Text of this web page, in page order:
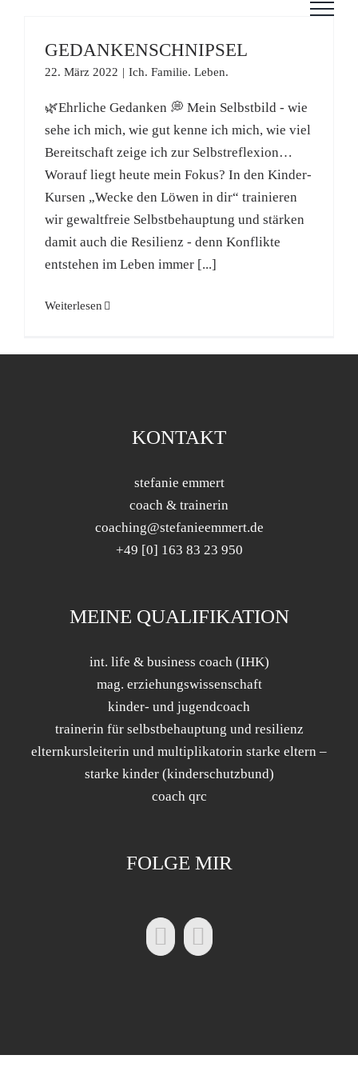
springenGEDANKENSCHNIPSEL
22. März 2022 | Ich. Familie. Leben.
🌿Ehrliche Gedanken 💭 Mein Selbstbild - wie
sehe ich mich, wie gut kenne ich mich, wie viel
Bereitschaft zeige ich zur Selbstreflexion…
Worauf liegt heute mein Fokus? In den Kinder-
Kursen „Wecke den Löwen in dir“ trainieren
wir gewaltfreie Selbstbehauptung und stärken
damit auch die Resilienz - denn Konflikte
entstehen im Leben immer [...]
Weiterlesen
KONTAKT
stefanie emmert
coach & trainerin
coaching@stefanieemmert.de
+49 [0] 163 83 23 950
MEINE QUALIFIKATION
int. life & business coach (IHK)
mag. erziehungswissenschaft
kinder- und jugendcoach
trainerin für selbstbehauptung und resilienz
elternkursleiterin und multiplikatorin starke eltern –
starke kinder (kinderschutzbund)
coach qrc
FOLGE MIR